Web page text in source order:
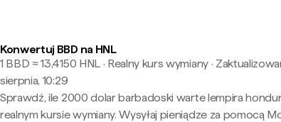
Konwertuj BBD na HNL
1 BBD ≈ 13,4150 HNL · Realny kurs wymiany·
sierpnia, 10:29
Sprawdź, ile 2000 dolar barbadoski warte lempira
realnym kursie wymiany. Wysyłaj pieniądze za pomocą